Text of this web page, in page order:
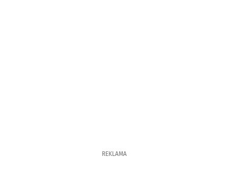
REKLAMA